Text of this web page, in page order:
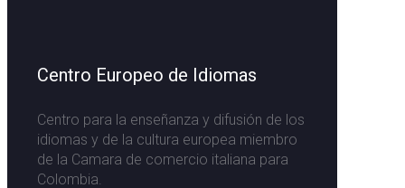
Centro Europeo de Idiomas
Centro para la enseñanza y difusión de los
idiomas y de la cultura europea miembro
de la Camara de comercio italiana para
Colombia.